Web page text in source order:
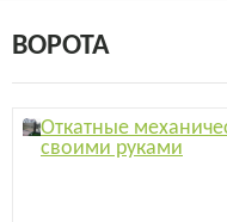
ВОРОТА
Откатные
своими руками